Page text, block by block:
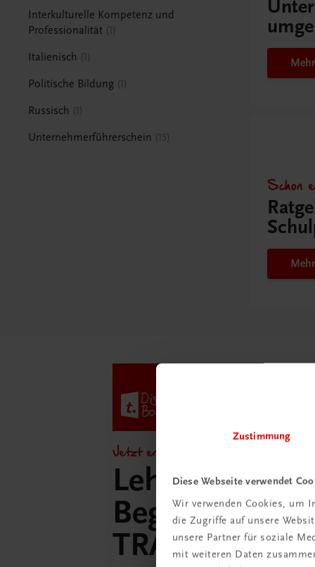
Zustimmung
Diese Webseite verwendet
Wir verwenden Cookies, um
die Zugriffe auf unsere
unsere Partner für soziale
mit weiteren Daten
Interkulturelle Kompetenz und
Professionalität 1
Italienisch 1
Politische Bildung 1
Russisch 1
Unternehmerführerschein 15
Schon
Jetzt entdecken!
Lehrer/innen-
Begleitpakete
TRAUNER-